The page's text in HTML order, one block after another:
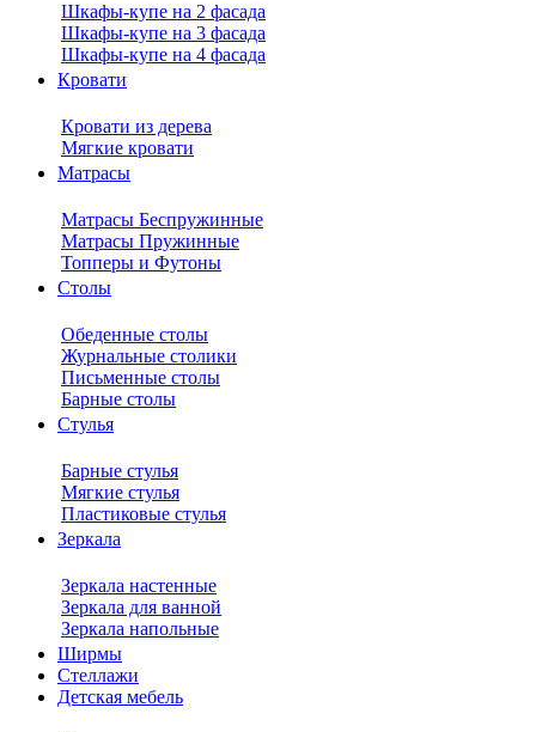
Шкафы-купе на 2 фасада
Шкафы-купе на 3 фасада
Шкафы-купе на 4 фасада
Кровати
Кровати из дерева
Мягкие кровати
Матрасы
Матрасы Беспружинные
Матрасы Пружинные
Топперы и Футоны
Столы
Обеденные столы
Журнальные столики
Письменные столы
Барные столы
Стулья
Барные стулья
Мягкие стулья
Пластиковые стулья
Зеркала
Зеркала настенные
Зеркала для ванной
Зеркала напольные
Ширмы
Стеллажи
Детская мебель